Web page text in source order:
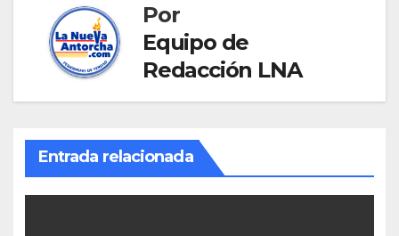
Por
Equipo de
Redacción LNA
Entrada relacionada